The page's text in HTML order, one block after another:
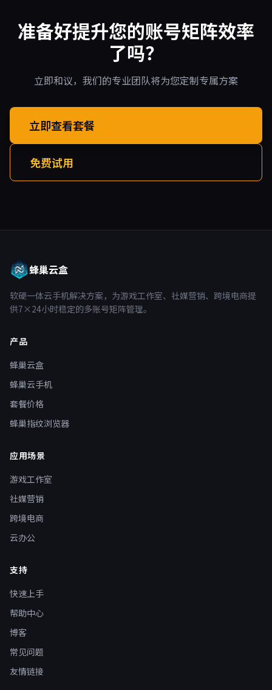
准备好提升您的账号矩阵效率
了吗？
立即和议，我们的专业团队将为您定制专属方案
立即查看套餐
免费试用
蜂巢云盒
软硬一体云手机解决方案，为游戏工作室、社媒营销、跨境电商提
供7×24小时稳定的多账号矩阵管理。
产品
蜂巢云盒
蜂巢云手机
套餐价格
蜂巢指纹浏览器
应用场景
游戏工作室
社媒营销
跨境电商
云办公
支持
快速上手
帮助中心
博客
常见问题
友情链接